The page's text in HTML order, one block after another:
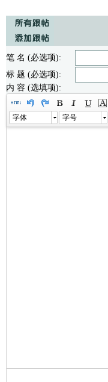
笔 名 (必选项):
标 题 (必选项):
内 容 (选填项):
字体 字号